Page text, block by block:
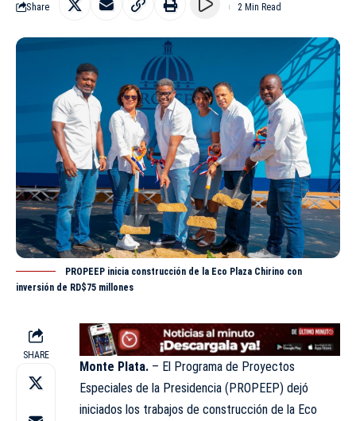
Share 2 Min Read
PROPEEP inicia construcción de la Eco Plaza Chirino con
inversión de RD$75 millones
SHARE
Monte Plata. – El Programa de Proyectos
Especiales de la Presidencia (PROPEEP) dejó
iniciados los trabajos de construcción de la Eco